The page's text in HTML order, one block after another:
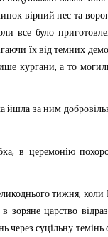
вірний пес та
все було
їх від темних
кургани,а то
йшла за ним
, в церемонію
тижня, коли
в зоряне царство
через суцільну темінь